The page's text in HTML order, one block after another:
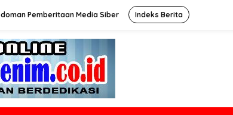
Pemberitaan Media Siber Indeks Berita